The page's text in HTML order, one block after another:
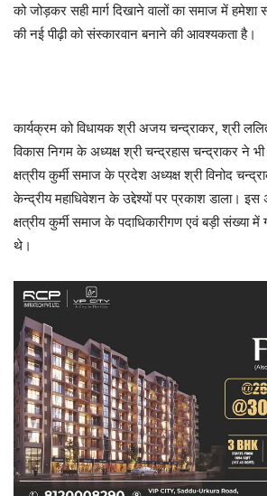
को जोड़कर सही मार्ग दिखाने वालों का समाज में
की नई पीढ़ी को संस्कारवान बनाने की आवश्यकता है।
कार्यक्रम को विधायक श्री अजय चन्द्राकर, श्री
विकास निगम के अध्यक्ष श्री चन्द्रहास चन्द्राकर ने
क्षत्रीय कुर्मी समाज के प्रदेश अध्यक्ष श्री विनोद
केन्द्रीय महाधिवेशन के उद्देश्यों पर प्रकाश डाला।
क्षत्रीय कुर्मी समाज के पदाधिकारीगण एवं बड़ी संख्या
थे।